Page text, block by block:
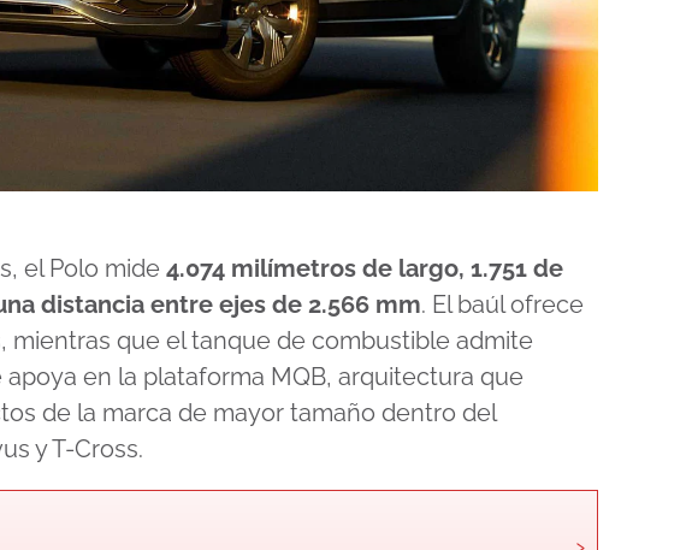
el Polo mide 4.074 milímetros de largo, 1.751 de
distancia entre ejes de 2.566 mm. El baúl ofrece
mientras que el tanque de combustible admite
apoya en la plataforma MQB, arquitectura que
de la marca de mayor tamaño dentro del
y T-Cross.